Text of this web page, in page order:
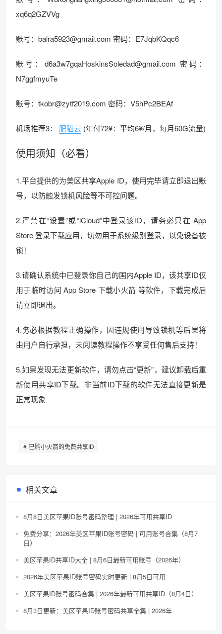
xq6q2GZVVg
账号：balra5923@gmail.com 密码：E7JqbKQqc6
账号：d6a3w7gqaHoskinsSoledad@gmail.com 密码：
N7ggfmyuTe
账号：tkobr@zytf2019.com 密码：V5hPc2BEAf
机场推荐3： 肥猫云 (年付72¥：平均6¥/月，每月60G流量)
使用须知（必看）
1.平台提供的为美区共享Apple ID，使用完毕请立即退出账
号，以防触发锁机风险等不可控问题。
2.严禁在“设置”或“iCloud”中登录该ID，请务必只在 App
Store 登录下载应用，切勿用于系统级别登录，以免设备被
锁！
3.请确认系统中已登录你自己的国内Apple ID，该共享ID仅
用于临时访问 App Store 下载小火箭 等软件，下载完成后
请立即退出。
4.务必根据教程正确操作，因违规使用导致锁机等后果将
由用户自行承担，未阅读教程操作不享受任何售后支持！
5.如果发现无法更新软件，请勿点击“更新”，建议卸载后重
新使用共享ID下载。非当前ID下载的软件无法直接更新是
正常现象
已购小火箭的免费共享ID
相关文章
8月8日美区苹果ID账号密码整理 | 2026年可用共享ID
免费分享：2026年美区苹果ID账号密码 | 可用账号合集（8月7
日）
美区苹果ID共享ID大全 | 8月6日最新可用账号（2026年）
2026年美区苹果ID账号密码实时更新 | 8月5日可用
美区苹果ID账号密码合集 | 2026年最新可用共享ID（8月4日）
8月3日更新：美区苹果ID账号密码共享全集 | 2026年